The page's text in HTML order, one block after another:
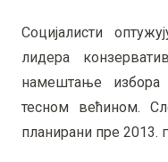
Социјалисти
лидера
намештање избора
тесном већином.
планирани пре 2013.